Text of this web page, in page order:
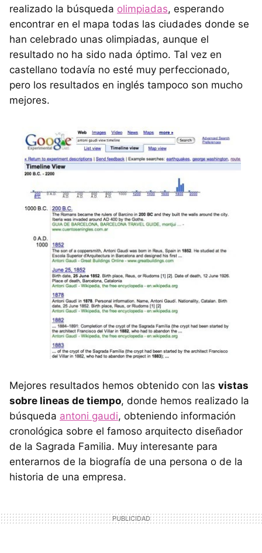
realizado la búsqueda olimpiadas, esperando
encontrar en el mapa todas las ciudades donde se
han celebrado unas olimpiadas, aunque el
resultado no ha sido nada óptimo. Tal vez en
castellano todavía no esté muy perfeccionado,
pero los resultados en inglés tampoco son mucho
mejores.
Mejores resultados hemos obtenido con las vistas
sobre lineas de tiempo, donde hemos realizado la
búsqueda antoni gaudi, obteniendo información
cronológica sobre el famoso arquitecto diseñador
de la Sagrada Familia. Muy interesante para
enterarnos de la biografía de una persona o de la
historia de una empresa.